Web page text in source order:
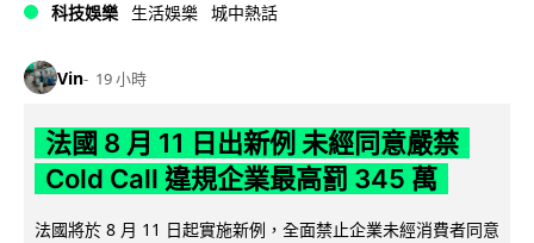
科技娛樂 生活娛樂 城中熱話
Vin 19 小時
法國 8 月 11 日出新例 未經同意嚴禁
Cold Call 違規企業最高罰 345 萬
法國將於 8 月 11 日起實施新例，全面禁止企業未經消費者同意